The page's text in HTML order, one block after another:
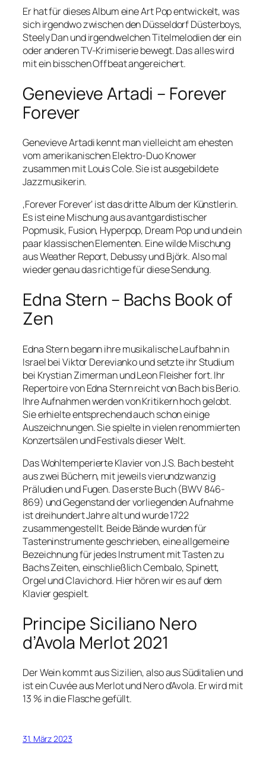
Er hat für dieses Album eine Art Pop entwickelt, was
sich irgendwo zwischen den Düsseldorf Düsterboys,
Steely Dan und irgendwelchen Titelmelodien der ein
oder anderen TV-Krimiserie bewegt. Das alles wird
mit ein bisschen Offbeat angereichert.
Genevieve Artadi – Forever
Forever
Genevieve Artadi kennt man vielleicht am ehesten
vom amerikanischen Elektro-Duo Knower
zusammen mit Louis Cole. Sie ist ausgebildete
Jazzmusikerin.
‚Forever Forever‘ ist das dritte Album der Künstlerin.
Es ist eine Mischung aus avantgardistischer
Popmusik, Fusion, Hyperpop, Dream Pop und und ein
paar klassischen Elementen. Eine wilde Mischung
aus Weather Report, Debussy und Björk. Also mal
wieder genau das richtige für diese Sendung.
Edna Stern – Bachs Book of
Zen
Edna Stern begann ihre musikalische Laufbahn in
Israel bei Viktor Derevianko und setzte ihr Studium
bei Krystian Zimerman und Leon Fleisher fort. Ihr
Repertoire von Edna Stern reicht von Bach bis Berio.
Ihre Aufnahmen werden von Kritikern hoch gelobt.
Sie erhielte entsprechend auch schon einige
Auszeichnungen. Sie spielte in vielen renommierten
Konzertsälen und Festivals dieser Welt.
Das Wohltemperierte Klavier von J.S. Bach besteht
aus zwei Büchern, mit jeweils vierundzwanzig
Präludien und Fugen. Das erste Buch (BWV 846-
869) und Gegenstand der vorliegenden Aufnahme
ist dreihundert Jahre alt und wurde 1722
zusammengestellt. Beide Bände wurden für
Tasteninstrumente geschrieben, eine allgemeine
Bezeichnung für jedes Instrument mit Tasten zu
Bachs Zeiten, einschließlich Cembalo, Spinett,
Orgel und Clavichord. Hier hören wir es auf dem
Klavier gespielt.
Principe Siciliano Nero
d’Avola Merlot 2021
Der Wein kommt aus Sizilien, also aus Süditalien und
ist ein Cuvée aus Merlot und Nero d’Avola. Er wird mit
13 % in die Flasche gefüllt.
31. März 2023